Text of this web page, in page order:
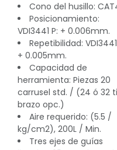
Cono del husillo:
Posicionamiento:
VDI3441 P: + 0.006mm.
Repetibilidad: VDI3441
+ 0.005mm.
Capacidad de
herramienta: Piezas 20
carrusel std. / (24 ó 32
brazo opc.)
Aire requerido: (5.5 /
kg/cm2), 200L / Min.
Tres ejes de guías